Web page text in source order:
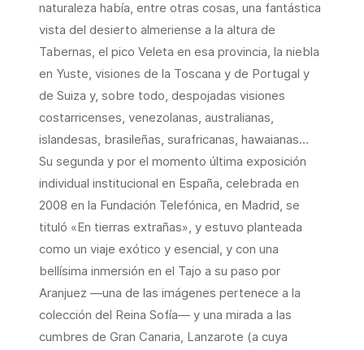
naturaleza había, entre otras cosas, una fantástica
vista del desierto almeriense a la altura de
Tabernas, el pico Veleta en esa provincia, la niebla
en Yuste, visiones de la Toscana y de Portugal y
de Suiza y, sobre todo, despojadas visiones
costarricenses, venezolanas, australianas,
islandesas, brasileñas, surafricanas, hawaianas…
Su segunda y por el momento última exposición
individual institucional en España, celebrada en
2008 en la Fundación Telefónica, en Madrid, se
tituló «En tierras extrañas», y estuvo planteada
como un viaje exótico y esencial, y con una
bellísima inmersión en el Tajo a su paso por
Aranjuez —una de las imágenes pertenece a la
colección del Reina Sofía— y una mirada a las
cumbres de Gran Canaria, Lanzarote (a cuya